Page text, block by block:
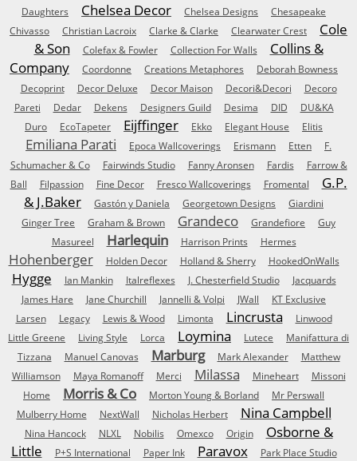
Daughters
Chelsea Decor Chelsea Designs
Chesapeake
Chivasso
Christian Lacroix Clarke & Clarke Clearwater Crest
Cole
& Son
Colefax & Fowler Collection For Walls
Collins &
Company
Coordonne Creations Metaphores
Deborah Bowness
Decoprint
Decor Deluxe Decor Maison Decori&Decori
Decoro
Pareti
Dedar Dekens Designers Guild Desima DID
DU&KA
Duro
EcoTapeter Eijffinger Ekko Elegant House Elitis
Emiliana Parati Epoca Wallcoverings Erismann Etten
F.
Schumacher & Co
Fairwinds Studio Fanny Aronsen Fardis
Farrow &
Ball
Filpassion Fine Decor Fresco Wallcoverings Fromental
G.P.
& J.Baker
Gastón y Daniela Georgetown Designs
Giardini
Ginger Tree
Graham & Brown Grandeco Grandefiore
Guy
Masureel
Harlequin Harrison Prints Hermes
Hohenberger Holden Decor Holland & Sherry HookedOnWalls
Hygge Ian Mankin Italreflexes J. Chesterfield Studio
Jacquards
James Hare
Jane Churchill Jannelli & Volpi JWall
KT Exclusive
Larsen
Legacy Lewis & Wood Limonta Lincrusta
Linwood
Little Greene
Living Style Lorca Loymina Lutece
Manifattura di
Tizzana
Manuel Canovas Marburg Mark Alexander
Matthew
Williamson
Maya Romanoff Merci Milassa Mineheart
Missoni
Home
Morris & Co Morton Young & Borland
Mr Perswall
Mulberry Home
NextWall Nicholas Herbert Nina Campbell
Nina Hancock NLXL Nobilis Omexco Origin
Osborne &
Little
P+S International Paper Ink Paravox
Park Place Studio